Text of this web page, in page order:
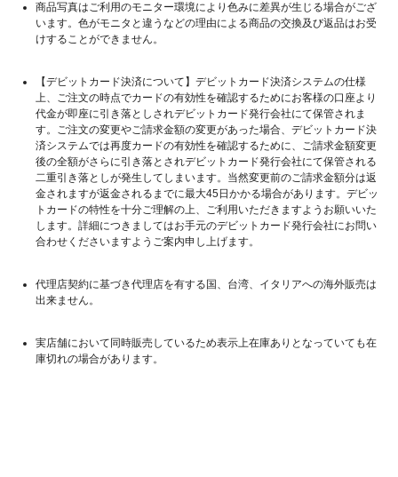
商品写真はご利用のモニター環境により色みに差異が生じる場合がござ
います。色がモニタと違うなどの理由による商品の交換及び返品はお受
けすることができません。
【デビットカード決済について】デビットカード決済システムの仕様
上、ご注文の時点でカードの有効性を確認するためにお客様の口座より
代金が即座に引き落としされデビットカード発行会社にて保管されま
す。ご注文の変更やご請求金額の変更があった場合、デビットカード決
済システムでは再度カードの有効性を確認するために、ご請求金額変更
後の全額がさらに引き落とされデビットカード発行会社にて保管される
二重引き落としが発生してしまいます。当然変更前のご請求金額分は返
金されますが返金されるまでに最大45日かかる場合があります。デビッ
トカードの特性を十分ご理解の上、ご利用いただきますようお願いいた
します。詳細につきましてはお手元のデビットカード発行会社にお問い
合わせくださいますようご案内申し上げます。
代理店契約に基づき代理店を有する国、台湾、イタリアへの海外販売は
出来ません。
実店舗において同時販売しているため表示上在庫ありとなっていても在
庫切れの場合があります。